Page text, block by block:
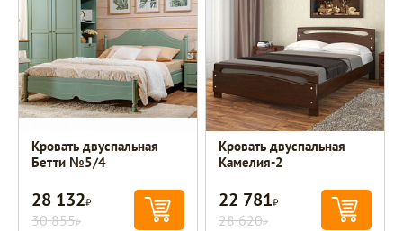
Кровать двуспальная
Бетти №5/4
28 132Р
30 855Р
Кровать двуспальная
Камелия-2
22 781Р
28 620Р